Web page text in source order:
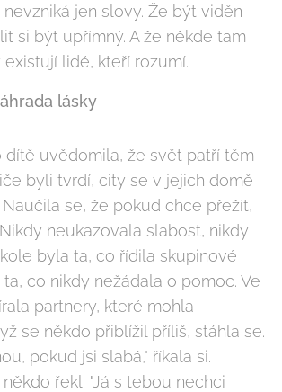
jen slovy. Že být viděn
si být upřímný. A že někde tam
lidé, kteří rozumí.
lásky
dítě uvědomila, že svět patří těm
byli tvrdí, city se v jejich domě
se, že pokud chce přežít,
neukazovala slabost, nikdy
byla ta, co řídila skupinové
co nikdy nežádala o pomoc. Ve
partnery, které mohla
se někdo přiblížil příliš, stáhla se.
pokud jsi slabá," říkala si.
řekl: "Já s tebou nechci